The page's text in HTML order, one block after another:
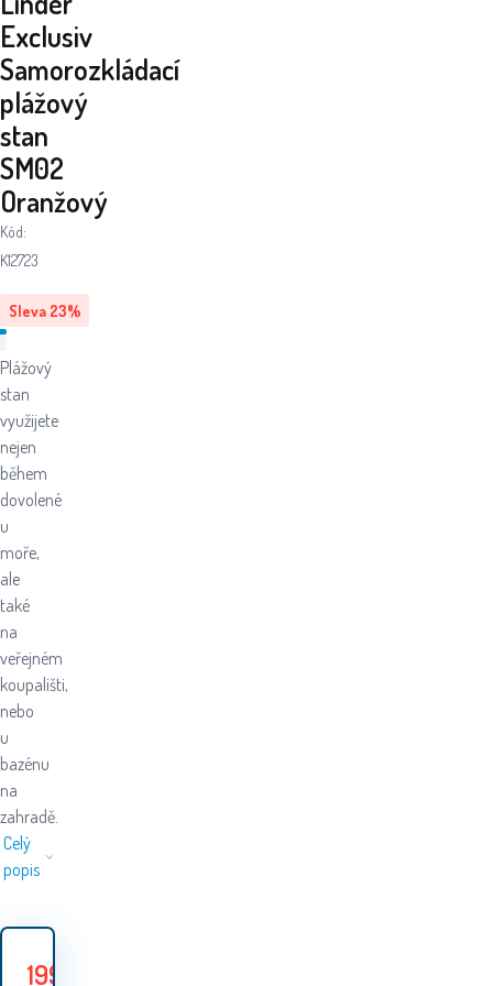
Sleva 23%
Exclusiv
Samorozkládací
plážový
stan
SM02
Oranžový
Kód:
K12723
Plážový
stan
využijete
nejen
během
dovolené
u
moře,
ale
také
na
veřejném
koupališti,
nebo
u
bazénu
na
zahradě.
Celý
popis
199